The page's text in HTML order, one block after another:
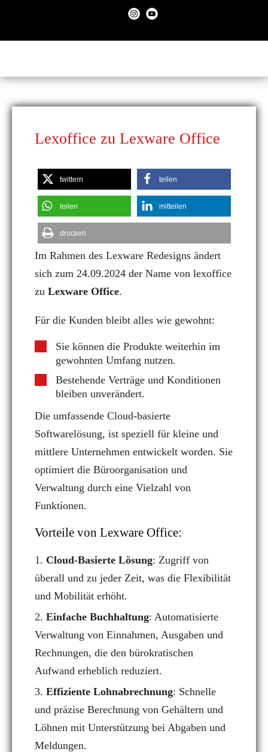
Lexoffice zu Lexware Office
twittern teilen
teilen mitteilen
drucken
Im Rahmen des Lexware Redesigns ändert
sich zum 24.09.2024 der Name von lexoffice
zu Lexware Office.
Für die Kunden bleibt alles wie gewohnt:
Sie können die Produkte weiterhin im
gewohnten Umfang nutzen.
Bestehende Verträge und Konditionen
bleiben unverändert.
Die umfassende Cloud-basierte
Softwarelösung, ist speziell für kleine und
mittlere Unternehmen entwickelt worden. Sie
optimiert die Büroorganisation und
Verwaltung durch eine Vielzahl von
Funktionen.
Vorteile von Lexware Office:
Cloud-Basierte Lösung: Zugriff von
überall und zu jeder Zeit, was die Flexibilität
und Mobilität erhöht.
Einfache Buchhaltung: Automatisierte
Verwaltung von Einnahmen, Ausgaben und
Rechnungen, die den bürokratischen
Aufwand erheblich reduziert.
Effiziente Lohnabrechnung: Schnelle
und präzise Berechnung von Gehältern und
Löhnen mit Unterstützung bei Abgaben und
Meldungen.